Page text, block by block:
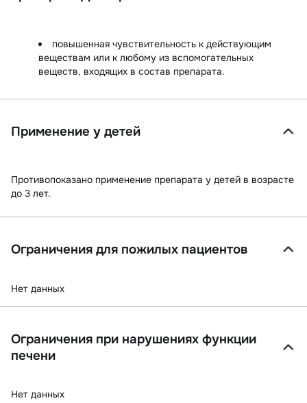
повышенная чувствительность к действующим
веществам или к любому из вспомогательных
веществ, входящих в состав препарата.
Применение у детей
Противопоказано применение препарата у детей в возрасте
до 3 лет.
Ограничения для пожилых пациентов
Нет данных
Ограничения при нарушениях функции
печени
Нет данных